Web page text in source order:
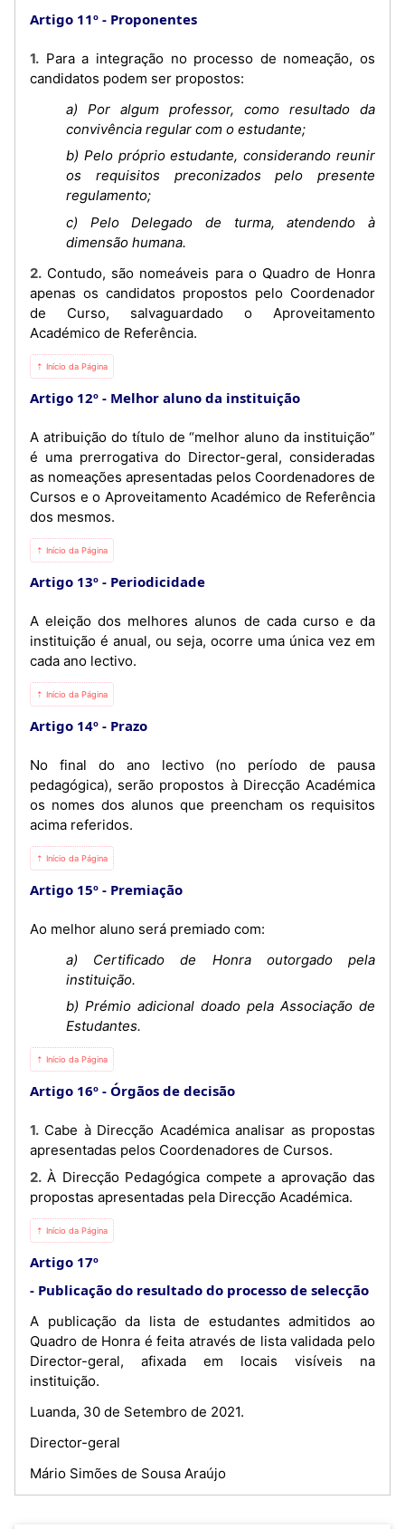
Artigo 11º Proponentes
1. Para a integração no processo de nomeação, os
candidatos podem ser propostos:
a) Por algum professor, como resultado da
convivência regular com o estudante;
b) Pelo próprio estudante, considerando reunir
os requisitos preconizados pelo presente
regulamento;
c) Pelo Delegado de turma, atendendo à
dimensão humana.
2. Contudo, são nomeáveis para o Quadro de Honra
apenas os candidatos propostos pelo Coordenador
de Curso, salvaguardado o Aproveitamento
Académico de Referência.
⇡ Início da Página
Artigo 12º Melhor aluno da instituição
A atribuição do título de “melhor aluno da instituição”
é uma prerrogativa do Director-geral, consideradas
as nomeações apresentadas pelos Coordenadores de
Cursos e o Aproveitamento Académico de Referência
dos mesmos.
⇡ Início da Página
Artigo 13º Periodicidade
A eleição dos melhores alunos de cada curso e da
instituição é anual, ou seja, ocorre uma única vez em
cada ano lectivo.
⇡ Início da Página
Artigo 14º Prazo
No final do ano lectivo (no período de pausa
pedagógica), serão propostos à Direcção Académica
os nomes dos alunos que preencham os requisitos
acima referidos.
⇡ Início da Página
Artigo 15º Premiação
Ao melhor aluno será premiado com:
a) Certificado de Honra outorgado pela
instituição.
b) Prémio adicional doado pela Associação de
Estudantes.
⇡ Início da Página
Artigo 16º Órgãos de decisão
1. Cabe à Direcção Académica analisar as propostas
apresentadas pelos Coordenadores de Cursos.
2. À Direcção Pedagógica compete a aprovação das
propostas apresentadas pela Direcção Académica.
⇡ Início da Página
Artigo 17º
Publicação do resultado do processo de selecção
A publicação da lista de estudantes admitidos ao
Quadro de Honra é feita através de lista validada pelo
Director-geral, afixada em locais visíveis na
instituição.
Luanda, 30 de Setembro de 2021.
Director-geral
Mário Simões de Sousa Araújo